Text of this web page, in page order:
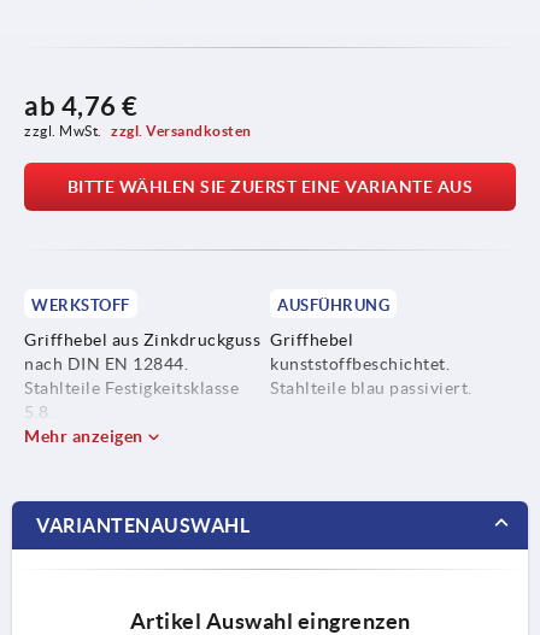
ab 4,76 €
zzgl. MwSt. zzgl. Versandkosten
BITTE WÄHLEN SIE ZUERST EINE VARIANTE AUS
WERKSTOFF
Griffhebel aus Zinkdruckguss
nach DIN EN 12844.
Stahlteile Festigkeitsklasse
5.8.
AUSFÜHRUNG
Griffhebel
kunststoffbeschichtet.
Stahlteile blau passiviert.
Mehr anzeigen
VARIANTENAUSWAHL
Artikel Auswahl eingrenzen